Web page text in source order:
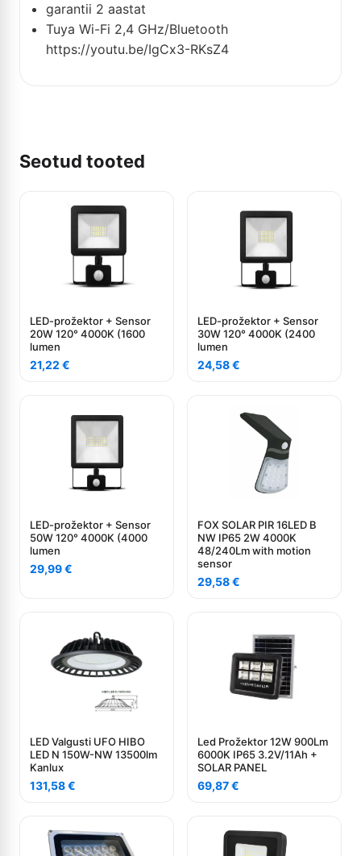
garantii 2 aastat
Tuya Wi-Fi 2,4 GHz/Bluetooth
https://youtu.be/IgCx3-RKsZ4
Seotud tooted
LED-prožektor + Sensor
20W 120° 4000K (1600
lumen
21,22 €
LED-prožektor + Sensor
30W 120° 4000K (2400
lumen
24,58€
LED-prožektor + Sensor
50W 120° 4000K (4000
lumen
29,99€
FOX SOLAR PIR 16LED B
NW IP65 2W 4000K
48/240Lm with motion
sensor
29,58€
LED Valgusti UFO HIBO
LED N 150W-NW 13500lm
Kanlux
131,58€
Led Prožektor 12W 900Lm
6000K IP65 3.2V/11Ah +
SOLAR PANEL
69,87€